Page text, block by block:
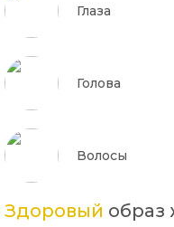
Глаза
Голова
Волосы
Здоровый образ